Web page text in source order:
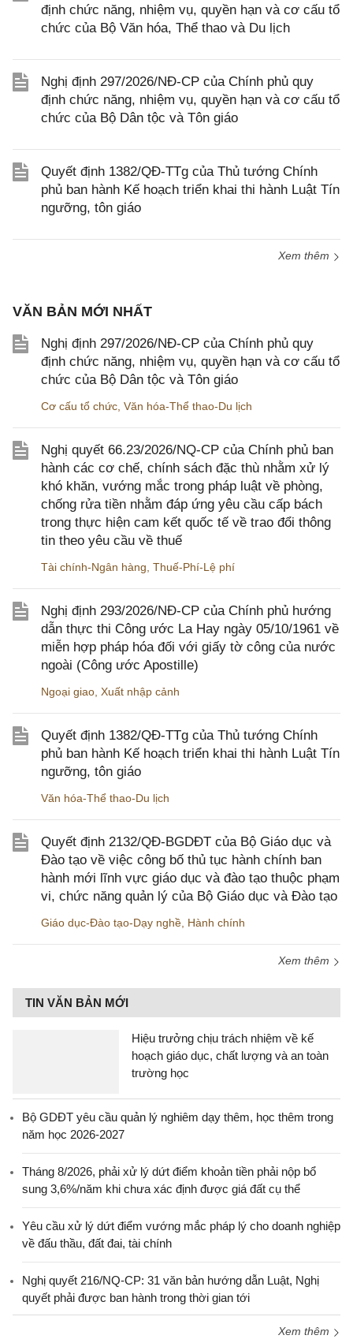
định chức năng, nhiệm vụ, quyền hạn và cơ cấu tổ
chức của Bộ Văn hóa, Thể thao và Du lịch
Nghị định 297/2026/NĐ-CP của Chính phủ quy
định chức năng, nhiệm vụ, quyền hạn và cơ cấu tổ
chức của Bộ Dân tộc và Tôn giáo
Quyết định 1382/QĐ-TTg của Thủ tướng Chính
phủ ban hành Kế hoạch triển khai thi hành Luật Tín
ngưỡng, tôn giáo
Xem thêm
VĂN BẢN MỚI NHẤT
Nghị định 297/2026/NĐ-CP của Chính phủ quy
định chức năng, nhiệm vụ, quyền hạn và cơ cấu tổ
chức của Bộ Dân tộc và Tôn giáo
Cơ cấu tổ chức, Văn hóa-Thể thao-Du lịch
Nghị quyết 66.23/2026/NQ-CP của Chính phủ ban
hành các cơ chế, chính sách đặc thù nhằm xử lý
khó khăn, vướng mắc trong pháp luật về phòng,
chống rửa tiền nhằm đáp ứng yêu cầu cấp bách
trong thực hiện cam kết quốc tế về trao đổi thông
tin theo yêu cầu về thuế
Tài chính-Ngân hàng, Thuế-Phí-Lệ phí
Nghị định 293/2026/NĐ-CP của Chính phủ hướng
dẫn thực thi Công ước La Hay ngày 05/10/1961 về
miễn hợp pháp hóa đối với giấy tờ công của nước
ngoài (Công ước Apostille)
Ngoại giao, Xuất nhập cảnh
Quyết định 1382/QĐ-TTg của Thủ tướng Chính
phủ ban hành Kế hoạch triển khai thi hành Luật Tín
ngưỡng, tôn giáo
Văn hóa-Thể thao-Du lịch
Quyết định 2132/QĐ-BGDĐT của Bộ Giáo dục và
Đào tạo về việc công bố thủ tục hành chính ban
hành mới lĩnh vực giáo dục và đào tạo thuộc phạm
vi, chức năng quản lý của Bộ Giáo dục và Đào tạo
Giáo dục-Đào tạo-Dạy nghề, Hành chính
Xem thêm
TIN VĂN BẢN MỚI
Hiệu trưởng chịu trách nhiệm về kế
hoạch giáo dục, chất lượng và an toàn
trường học
Bộ GDĐT yêu cầu quản lý nghiêm dạy thêm, học thêm trong
năm học 2026-2027
Tháng 8/2026, phải xử lý dứt điểm khoản tiền phải nộp bổ
sung 3,6%/năm khi chưa xác định được giá đất cụ thể
Yêu cầu xử lý dứt điểm vướng mắc pháp lý cho doanh nghiệp
về đấu thầu, đất đai, tài chính
Nghị quyết 216/NQ-CP: 31 văn bản hướng dẫn Luật, Nghị
quyết phải được ban hành trong thời gian tới
Xem thêm